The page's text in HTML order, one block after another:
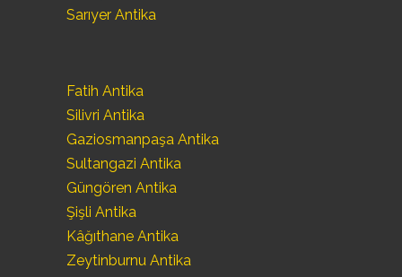
Sarıyer Antika
Fatih Antika
Silivri Antika
Gaziosmanpaşa Antika
Sultangazi Antika
Güngören Antika
Şişli Antika
Kâğıthane Antika
Zeytinburnu Antika